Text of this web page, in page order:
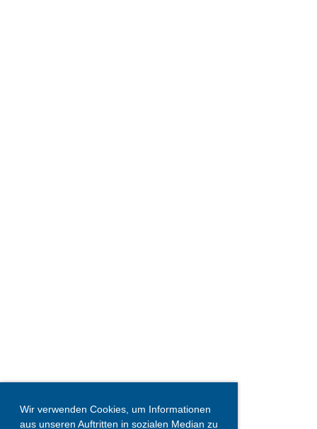
Wir verwenden Cookies, um Informationen
aus unseren Auftritten in sozialen Median zu